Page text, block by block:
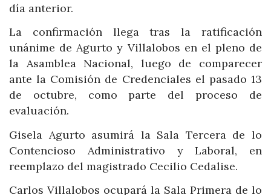
día anterior.
La confirmación llega tras la ratificación
unánime de Agurto y Villalobos en el pleno de
la Asamblea Nacional, luego de comparecer
ante la Comisión de Credenciales el pasado 13
de octubre, como parte del proceso de
evaluación.
Gisela Agurto asumirá la Sala Tercera de lo
Contencioso Administrativo y Laboral, en
reemplazo del magistrado Cecilio Cedalise.
Carlos Villalobos ocupará la Sala Primera de lo